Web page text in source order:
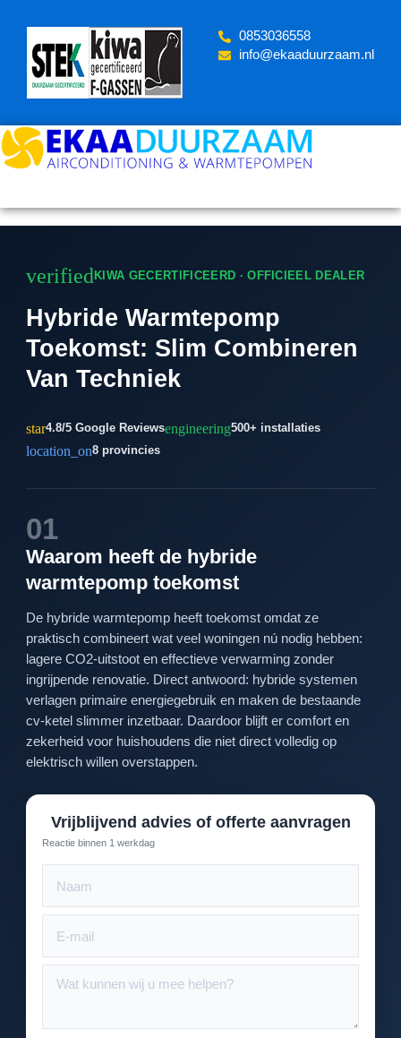
content
‪0853036558
info@ekaaduurzaam.nl
verified KIWA GECERTIFICEERD · OFFICIEEL DEALER
Hybride Warmtepomp
Toekomst: Slim Combineren
Van Techniek
star4.8/5 Google Reviewsengineering500+ installaties
location_on8 provincies
01
Waarom heeft de hybride
warmtepomp toekomst
De hybride warmtepomp heeft toekomst omdat ze
praktisch combineert wat veel woningen nú nodig hebben:
lagere CO2-uitstoot en effectieve verwarming zonder
ingrijpende renovatie. Direct antwoord: hybride systemen
verlagen primaire energiegebruik en maken de bestaande
cv-ketel slimmer inzetbaar. Daardoor blijft er comfort en
zekerheid voor huishoudens die niet direct volledig op
elektrisch willen overstappen.
Vrijblijvend advies of offerte aanvragen
Reactie binnen 1 werkdag